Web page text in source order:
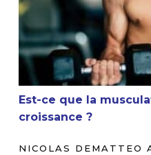
Est-ce que la
croissance ?
NICOLAS DEMATTEO